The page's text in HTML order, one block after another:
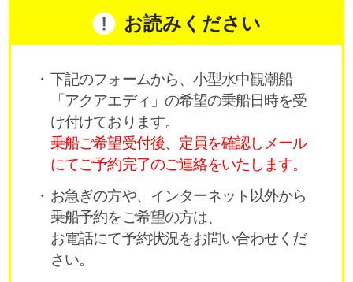
お読みください
下記のフォームから、小型水中観潮船
「アクアエディ」の希望の乗船日時を受
け付けております。
乗船ご希望受付後、定員を確認しメール
にてご予約完了のご連絡をいたします。
お急ぎの方や、インターネット以外から
乗船予約をご希望の方は、
お電話にて予約状況をお問い合わせくだ
さい。